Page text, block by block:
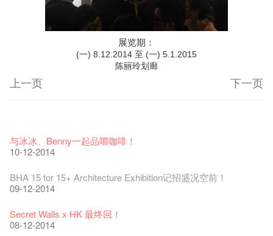
展览期：
(一) 8.12.2014 至 (一) 5.1.2015
陈丽玲划廊
上一页 下一页
《艺穗节2025》记者招待会
艺穗会揭开新篇章
艺穗会室乐系列: Opera Odyssey | 艺穗会 x 香港大歌剧院
We'll Survive!
艺穗会复刻版 1983 LOGO TEE
【德国原生蜂蜜 — 买第二件半价 🍯 】
暂停开放至二月二日
艺穗会仝人・鼠年共勉
圣诞平安，新年快乐！
爵士时代II 大派对：尘世乐园
艺穗会大楼复修工程完成庆祝仪式
爵士时代II 大派对：尘世乐园
陶‧茗 台湾陶艺名家展 ︰ 李贤治‧翁士杰‧赖孝哲 展览
WANTED!
JAZZ AGE Party @ The Fringe
22-03-2018
01-11-2017
26-10-2017
19-10-2017
24-07-2017
23-07-2017
14-07-2017
24-01-2017
束营运
28-12-2016
【艺穗会的圣诞礼"密"】#2 前世的秘密
16-12-2016
16-11-2016
11-11-2016
10-11-2016
Colette’s?
19-10-2016
10月15日嘅Fringe Tour反应非常踊跃呀！多谢大家支持！
17-10-2016
【艺穗会的20个秘密】 #07 旧牛奶公司时期的苦差
15-10-2016
26-09-2016
22-09-2016
21-09-2016
08-07-2016
29-06-2016
特新人奖提名。
02-06-2016
22-02-2016
19-02-2016
18-02-2016
Pepe-san的猫咪艺术节
27-11-2015
09-11-2015
百年未逢艺穗惊⼈夜
20-10-2015
「百变素食」- Colette's 自助素食午餐
18-05-2015
五月方圆展览 - 快乐布展日！
15-05-2015
两位艺术家Joe & Jimmy橱窗上的新作！
11-05-2015
山外山开幕！
11-03-2015
山外山展览要开幕了！
10-03-2015
Floating in the Wind by Lau Hok Shing, Hanison @ Double
Vision
08-03-2015
艺穗会—星期日的好去处!
03-02-2015
要吃一口吗？
29-01-2015
「在艺穗会演奏，让我首次以音乐家的身份充分表达自己。」
钢琴家黄家正
新年新景象:D
06-01-2015
十筑香港 — 投艺穗会一票吧！
02-01-2015
Bay在冰窖呢
31-12-2014
与冰冰、Benny一起品嚐咖啡！
10-12-2014
BHA 15 for 15+ Architecture Exhibition记招盛况空前！
09-12-2014
Secret Walls x HK 最终回！
08-12-2014